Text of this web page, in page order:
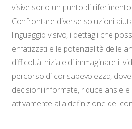
visive sono un punto di
Confrontare diverse soluzioni
linguaggio visivo, i dettagli che
enfatizzati e le potenzialità delle
difficoltà iniziale di immaginare il
percorso di consapevolezza,
decisioni informate, riduce ansie
attivamente alla definizione del